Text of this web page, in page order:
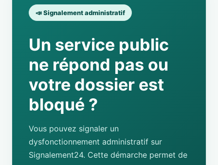
📣 Signalement administratif
Un service public
ne répond pas ou
votre dossier est
bloqué ?
Vous pouvez signaler un
dysfonctionnement administratif sur
Signalement24. Cette démarche permet de